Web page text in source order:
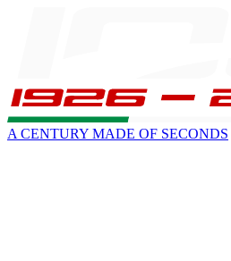
A CENTURY MADE OF SECONDS